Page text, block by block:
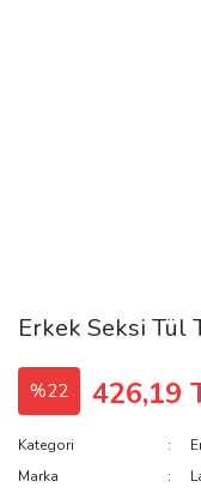
Erkek Seksi Tül
%22 426,19
Kategori
Marka